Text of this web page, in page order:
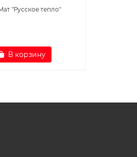
"Русское тепло"
В корзину